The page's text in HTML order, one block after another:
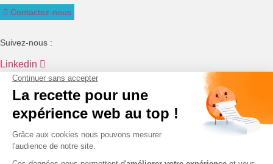
Contactez-nous
Suivez-nous :
Linkedin